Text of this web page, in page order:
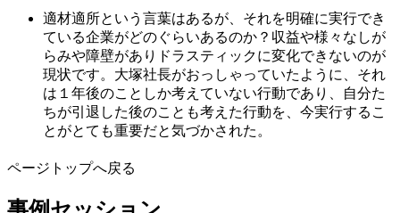
適材適所という言葉はあるが、それを明確に実行でき
ている企業がどのぐらいあるのか？収益や様々なしが
らみや障壁がありドラスティックに変化できないのが
現状です。大塚社長がおっしゃっていたように、それ
は１年後のことしか考えていない行動であり、自分た
ちが引退した後のことも考えた行動を、今実行するこ
とがとても重要だと気づかされた。
ページトップへ戻る